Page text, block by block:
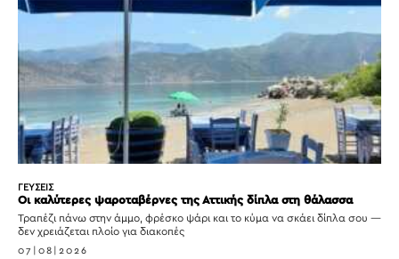
ΓΕΥΣΕΙΣ
Οι καλύτερες ψαροταβέρνες της Αττικής δίπλα στη θάλασσα
Τραπέζι πάνω στην άμμο, φρέσκο ψάρι και το κύμα να σκάει δίπλα σου —
δεν χρειάζεται πλοίο για διακοπές
07|08|2026